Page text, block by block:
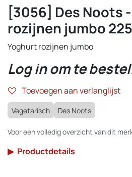
[3056] Des Noots
rozijnen jumbo
Yoghurt rozijnen jumbo
Log in om te
Toevoegen aan verlanglijst
Vegetarisch Des Noots
Voor een volledig overzicht van dit
▶ Productdetails